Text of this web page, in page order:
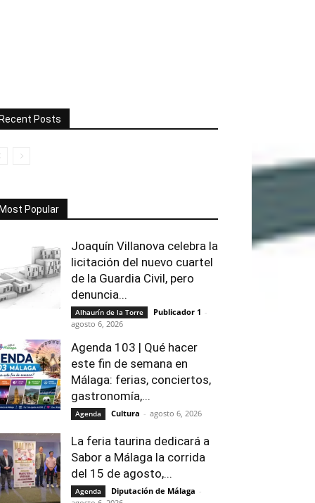
Posts
Popular
Joaquín Villanova celebra la
licitación del nuevo cuartel
de la Guardia Civil, pero
denuncia...
Alhaurín de la Torre Publicador 1 -
agosto 6, 2026
Agenda 103 | Qué hacer
este fin de semana en
Málaga: ferias, conciertos,
gastronomía,...
Agenda Cultura - agosto 6, 2026
La feria taurina dedicará a
Sabor a Málaga la corrida
del 15 de agosto,...
Agenda Diputación de Málaga -